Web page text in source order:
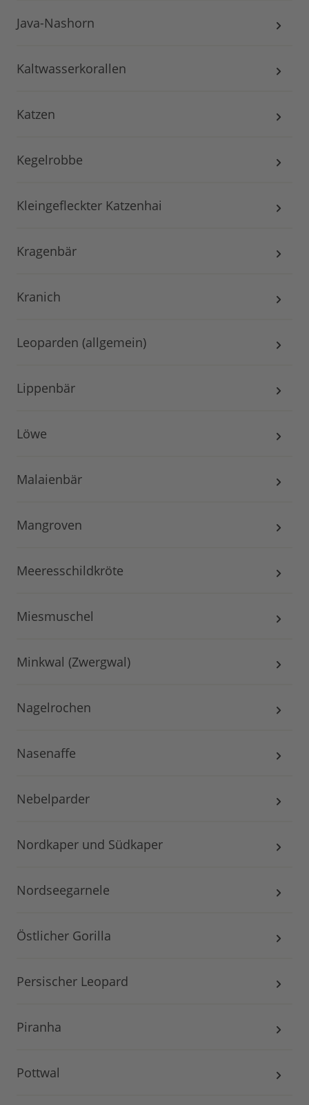
Java-Nashorn
Kaltwasserkorallen
Katzen
Kegelrobbe
Kleingefleckter Katzenhai
Kragenbär
Kranich
Leoparden (allgemein)
Lippenbär
Löwe
Malaienbär
Mangroven
Meeresschildkröte
Miesmuschel
Minkwal (Zwergwal)
Nagelrochen
Nasenaffe
Nebelparder
Nordkaper und Südkaper
Nordseegarnele
Östlicher Gorilla
Persischer Leopard
Piranha
Pottwal